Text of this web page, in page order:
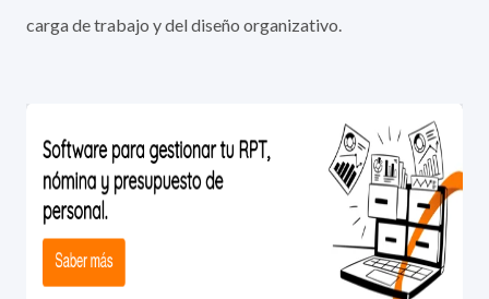
carga de trabajo y del diseño organizativo.